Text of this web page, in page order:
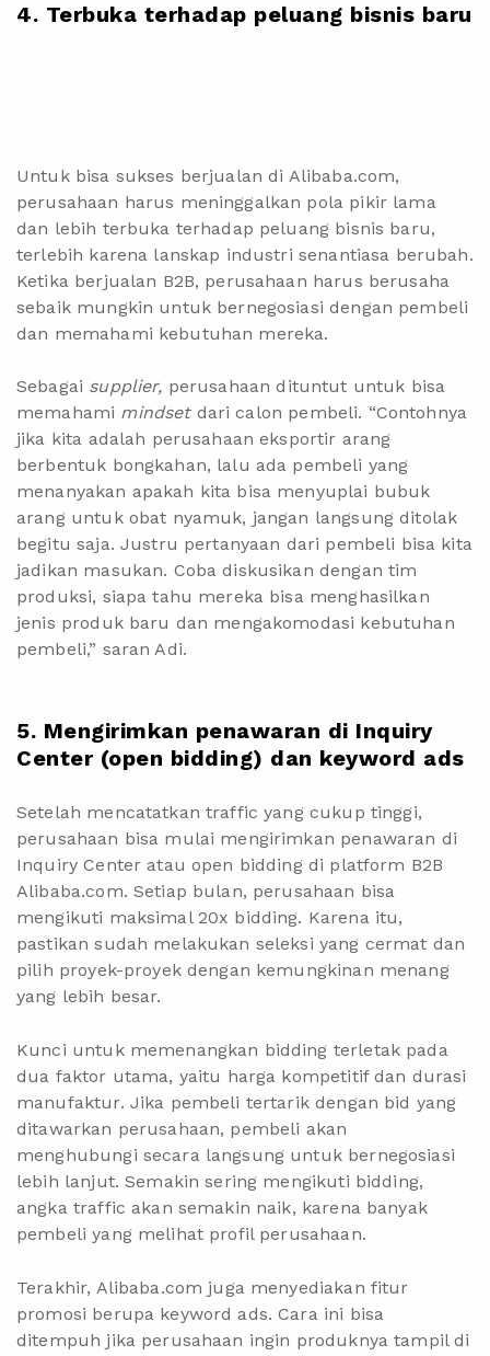
4. Terbuka terhadap peluang bisnis baru
Untuk bisa sukses berjualan di Alibaba.com,
perusahaan harus meninggalkan pola pikir lama
dan lebih terbuka terhadap peluang bisnis baru,
terlebih karena lanskap industri senantiasa berubah.
Ketika berjualan B2B, perusahaan harus berusaha
sebaik mungkin untuk bernegosiasi dengan pembeli
dan memahami kebutuhan mereka.
Sebagai supplier, perusahaan dituntut untuk bisa
memahami mindset dari calon pembeli. “Contohnya
jika kita adalah perusahaan eksportir arang
berbentuk bongkahan, lalu ada pembeli yang
menanyakan apakah kita bisa menyuplai bubuk
arang untuk obat nyamuk, jangan langsung ditolak
begitu saja. Justru pertanyaan dari pembeli bisa kita
jadikan masukan. Coba diskusikan dengan tim
produksi, siapa tahu mereka bisa menghasilkan
jenis produk baru dan mengakomodasi kebutuhan
pembeli,” saran Adi.
5. Mengirimkan penawaran di Inquiry
Center (open bidding) dan keyword ads
Setelah mencatatkan traffic yang cukup tinggi,
perusahaan bisa mulai mengirimkan penawaran di
Inquiry Center atau open bidding di platform B2B
Alibaba.com. Setiap bulan, perusahaan bisa
mengikuti maksimal 20x bidding. Karena itu,
pastikan sudah melakukan seleksi yang cermat dan
pilih proyek-proyek dengan kemungkinan menang
yang lebih besar.
Kunci untuk memenangkan bidding terletak pada
dua faktor utama, yaitu harga kompetitif dan durasi
manufaktur. Jika pembeli tertarik dengan bid yang
ditawarkan perusahaan, pembeli akan
menghubungi secara langsung untuk bernegosiasi
lebih lanjut. Semakin sering mengikuti bidding,
angka traffic akan semakin naik, karena banyak
pembeli yang melihat profil perusahaan.
Terakhir, Alibaba.com juga menyediakan fitur
promosi berupa keyword ads. Cara ini bisa
ditempuh jika perusahaan ingin produknya tampil di